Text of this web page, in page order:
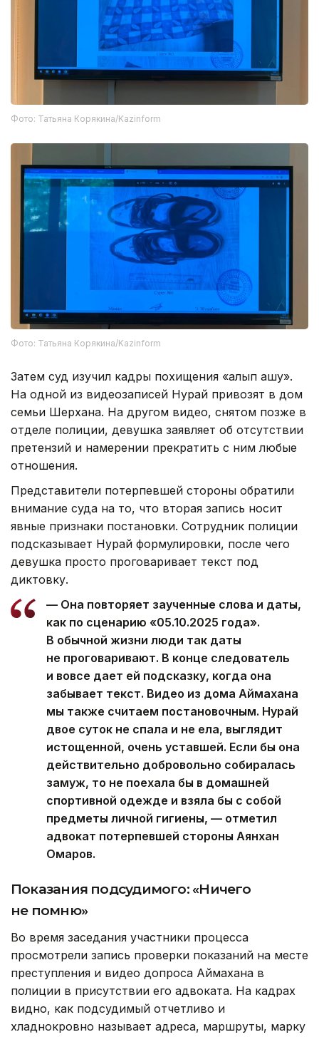
Фото: Татьяна Корякина/Kazinform
Фото: Татьяна Корякина/Kazinform
Затем суд изучил кадры похищения «алып қашу».
На одной из видеозаписей Нурай привозят в дом
семьи Шерхана. На другом видео, снятом позже в
отделе полиции, девушка заявляет об отсутствии
претензий и намерении прекратить с ним любые
отношения.
Представители потерпевшей стороны обратили
внимание суда на то, что вторая запись носит
явные признаки постановки. Сотрудник полиции
подсказывает Нурай формулировки, после чего
девушка просто проговаривает текст под
диктовку.
— Она повторяет заученные слова и даты,
как по сценарию «05.10.2025 года».
В обычной жизни люди так даты
не проговаривают. В конце следователь
и вовсе дает ей подсказку, когда она
забывает текст. Видео из дома Аймахана
мы также считаем постановочным. Нурай
двое суток не спала и не ела, выглядит
истощенной, очень уставшей. Если бы она
действительно добровольно собиралась
замуж, то не поехала бы в домашней
спортивной одежде и взяла бы с собой
предметы личной гигиены, — отметил
адвокат потерпевшей стороны Аянхан
Омаров.
Показания подсудимого: «Ничего
не помню»
Во время заседания участники процесса
просмотрели запись проверки показаний на месте
преступления и видео допроса Аймахана в
полиции в присутствии его адвоката. На кадрах
видно, как подсудимый отчетливо и
хладнокровно называет адреса, маршруты, марку